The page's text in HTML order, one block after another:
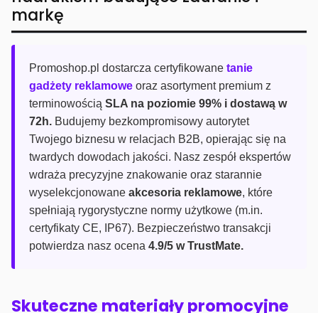
markę
Promoshop.pl dostarcza certyfikowane tanie
gadżety reklamowe oraz asortyment premium z
terminowością SLA na poziomie 99% i dostawą w
72h. Budujemy bezkompromisowy autorytet
Twojego biznesu w relacjach B2B, opierając się na
twardych dowodach jakości. Nasz zespół ekspertów
wdraża precyzyjne znakowanie oraz starannie
wyselekcjonowane akcesoria reklamowe, które
spełniają rygorystyczne normy użytkowe (m.in.
certyfikaty CE, IP67). Bezpieczeństwo transakcji
potwierdza nasz ocena 4.9/5 w TrustMate.
Skuteczne materiały promocyjne